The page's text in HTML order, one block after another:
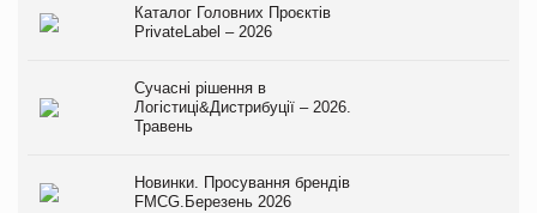
Каталог Головних Проєктів
PrivateLabel – 2026
Сучасні рішення в
Логістиці&Дистрибуції – 2026.
Травень
Новинки. Просування брендів
FMCG.Березень 2026